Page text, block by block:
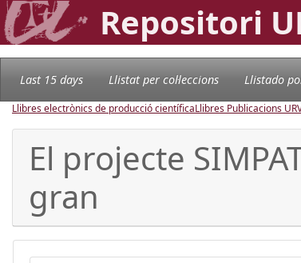
Repositori
Last 15 days Llistat per col·leccions Llistado
Llibres electrònics de producció científicaLlibres Publicacions
El projecte
gran